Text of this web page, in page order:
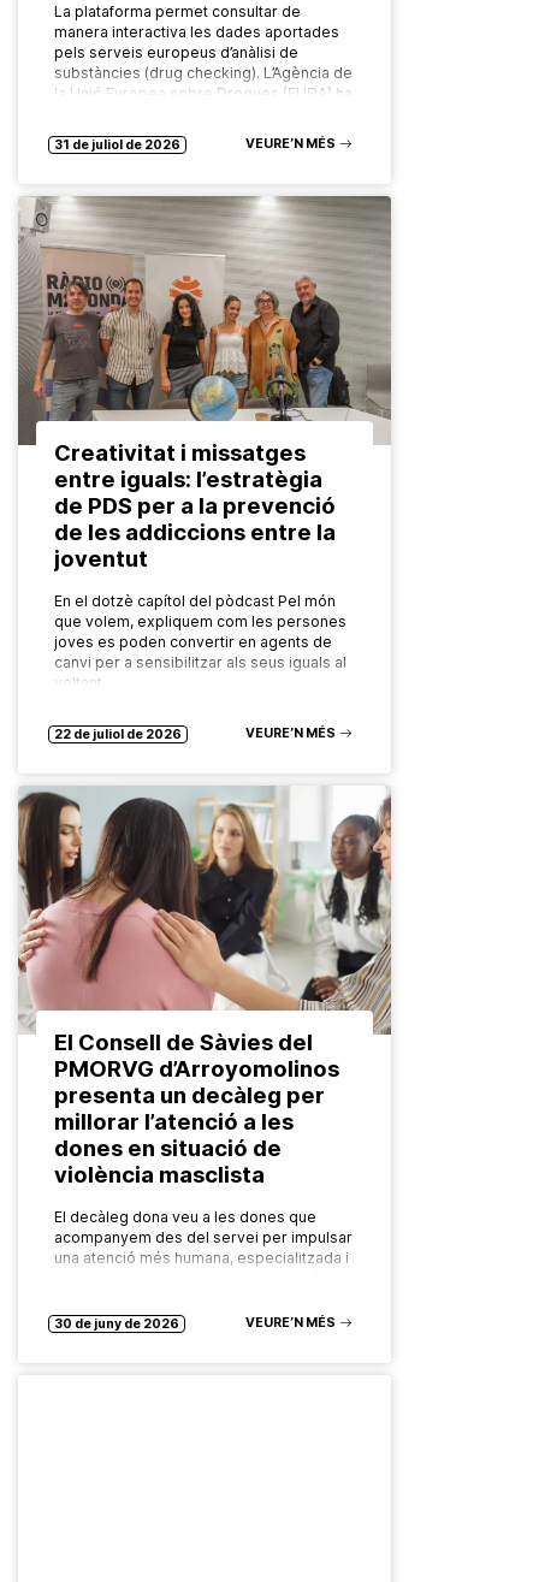
La plataforma permet consultar de
manera interactiva les dades aportades
pels serveis europeus d’anàlisi de
substàncies (drug checking). L’Agència de
la Unió Europea sobre Drogues (EUDA) ha
31 de juliol de 2026 VEURE’N MÉS
Creativitat i missatges
entre iguals: l’estratègia
de PDS per a la prevenció
de les addiccions entre la
joventut
En el dotzè capítol del pòdcast Pel món
que volem, expliquem com les persones
joves es poden convertir en agents de
canvi per a sensibilitzar als seus iguals al
voltant…
22 de juliol de 2026 VEURE’N MÉS
El Consell de Sàvies del
PMORVG d’Arroyomolinos
presenta un decàleg per
millorar l’atenció a les
dones en situació de
violència masclista
El decàleg dona veu a les dones que
acompanyem des del servei per impulsar
una atenció més humana, especialitzada i
30 de juny de 2026 VEURE’N MÉS